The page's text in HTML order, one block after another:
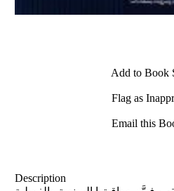
Add to Book
Flag as
Email this
Description